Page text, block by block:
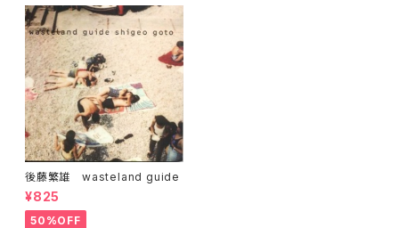
後藤繁雄 wasteland guide
¥825
50%OFF